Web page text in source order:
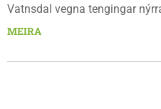
Vatnsdal vegna tengingar
Ljósleiðarasambandið verður
MEIRA